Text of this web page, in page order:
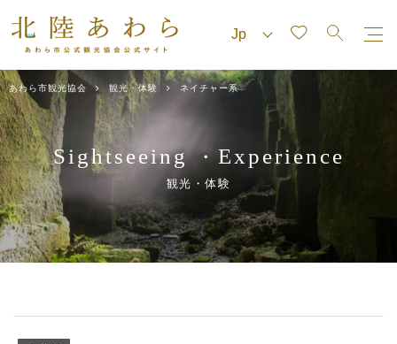
あわら市観光協会 観光・体験 ネイチャー系
Sightseeing・ Experience
観光・体験